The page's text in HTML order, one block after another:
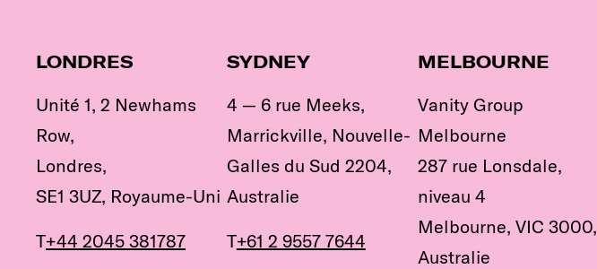
LONDRES
Unité 1, 2 Newhams
Row,
Londres,
SE1 3UZ, Royaume-Uni
T+44 2045 381787
SYDNEY
4 — 6 rue Meeks,
Marrickville, Nouvelle-
Galles du Sud 2204,
Australie
T+61 2 9557 7644
MELBOURNE
Vanity Group
Melbourne
287 rue Lonsdale,
niveau 4
Melbourne, VIC 3000,
Australie